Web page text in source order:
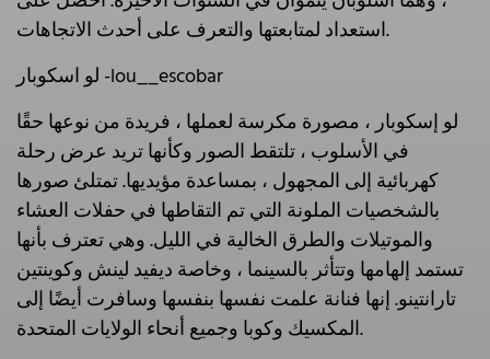
استعداد لمتابعتها والتعرف على أحدث الاتجاهات.
لو اسكوبار -lou__escobar
لو إسكوبار ، مصورة مكرسة لعملها ، فريدة من نوعها حقًا
في الأسلوب ، تلتقط الصور وكأنها تريد عرض رحلة
كهربائية إلى المجهول ، بمساعدة مؤيديها. تمتلئ صورها
بالشخصيات الملونة التي تم التقاطها في حفلات العشاء
والموتيلات والطرق الخالية في الليل. وهي تعترف بأنها
تستمد إلهامها وتتأثر بالسينما ، وخاصة ديفيد لينش وكوينتين
تارانتينو. إنها فنانة علمت نفسها بنفسها وسافرت أيضًا إلى
المكسيك وكوبا وجميع أنحاء الولايات المتحدة.